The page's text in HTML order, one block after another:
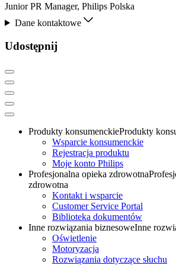
Junior PR Manager, Philips Polska
Dane kontaktowe
Udostępnij
Produkty konsumenckieProdukty
Wsparcie konsumenckie
Rejestracja produktu
Moje konto Philips
Profesjonalna opieka zdrowotna
zdrowotna
Kontakt i wsparcie
Customer Service Portal
Biblioteka dokumentów
Inne rozwiązania biznesoweInne
Oświetlenie
Motoryzacja
Rozwiązania dotyczące słuchu